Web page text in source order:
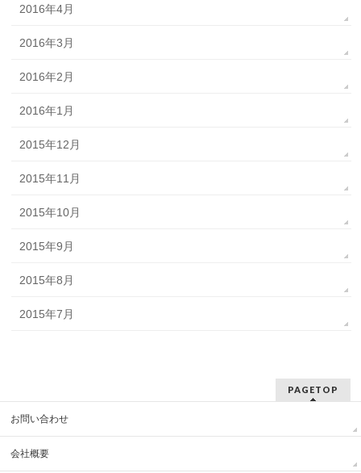
2016年4月
2016年3月
2016年2月
2016年1月
2015年12月
2015年11月
2015年10月
2015年9月
2015年8月
2015年7月
PAGETOP
お問い合わせ
会社概要